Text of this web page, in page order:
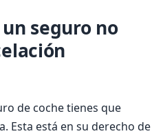
seguro no
de coche tienes que
Esta está en su derecho de